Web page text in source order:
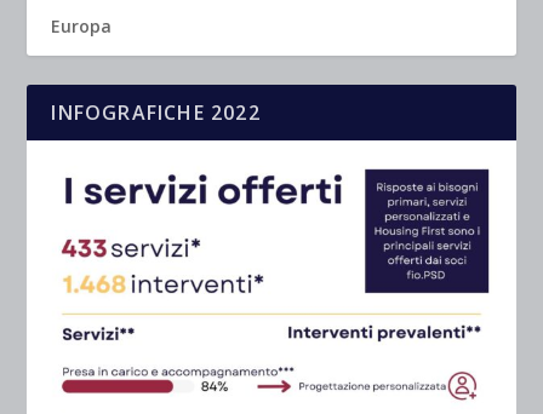
Europa
INFOGRAFICHE 2022